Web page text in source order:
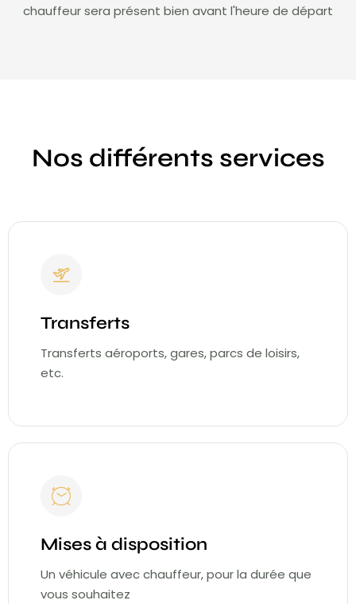
chauffeur sera présent bien avant l'heure de départ
Nos différents services
Transferts
Transferts aéroports, gares, parcs de loisirs,
etc.
Mises à disposition
Un véhicule avec chauffeur, pour la durée que
vous souhaitez